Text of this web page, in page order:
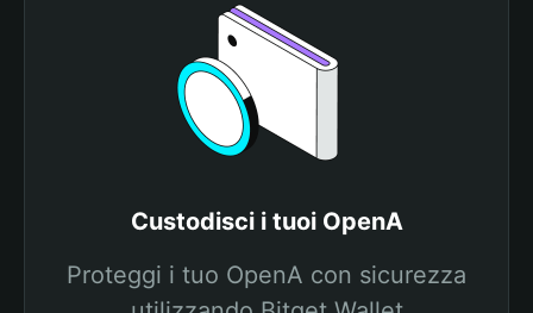
Custodisci i tuoi OpenA
Proteggi i tuo OpenA con sicurezza